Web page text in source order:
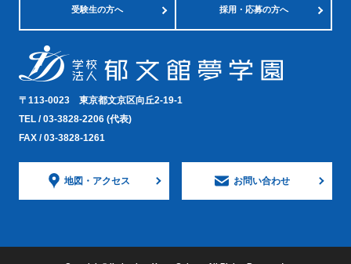
受験生の方へ 採用・応募の方へ
〒113-0023 東京都文京区向丘2-19-1
TEL /03-3828-2206 (代表)
FAX / 03-3828-1261
地図・ アクセス お問い合わせ